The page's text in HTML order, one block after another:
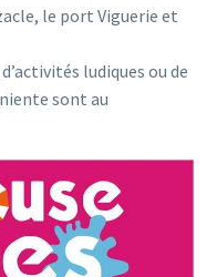
le port Viguerie et
ludiques ou de
sont au